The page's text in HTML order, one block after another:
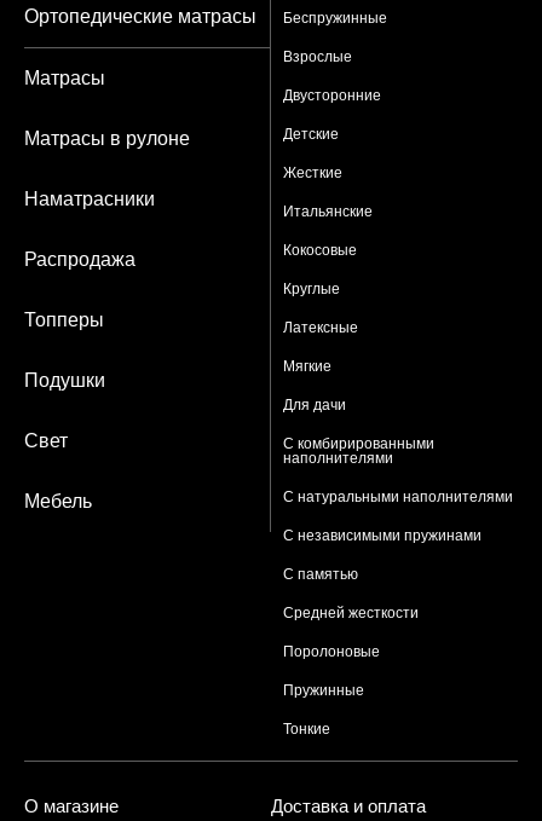
Ортопедические матрасы Беспружинные
Взрослые
Двусторонние
Детские
Жесткие
Итальянские
Кокосовые
Круглые
Латексные
Мягкие
Для дачи
С комбирированными
наполнителями
С натуральными наполнителями
С независимыми пружинами
С памятью
Средней жесткости
Поролоновые
Пружинные
Тонкие
Матрасы
Матрасы в рулоне
Наматрасники
Распродажа
Топперы
Подушки
Свет
Мебель
О магазине Доставка и оплата